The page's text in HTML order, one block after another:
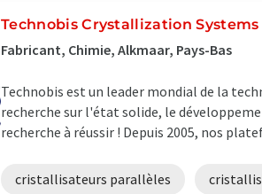
Technobis Crystallization Systems
Fabricant, Chimie, Alkmaar, Pays-Bas
Technobis est un leader mondial de la
recherche sur l'état solide, le
recherche à réussir ! Depuis 2005, nos
cristallisateurs parallèles